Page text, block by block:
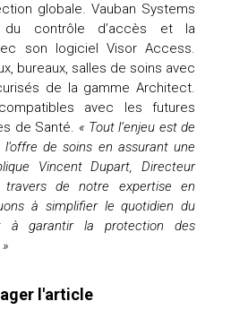
globale. Vauban Systems
contrôle d’accès et la
son logiciel Visor Access.
bureaux, salles de soins avec
de la gamme Architect.
avec les futures
de Santé. « Tout l’enjeu est de
l’offre de soins en assurant une
Vincent Dupart, Directeur
de notre expertise en
à simplifier le quotidien du
à garantir la protection des
»
l'article